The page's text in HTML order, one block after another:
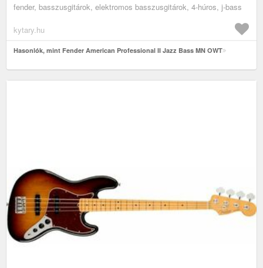
fender, basszusgitárok, elektromos basszusgitárok, 4-húros, j-bass
kytary.hu
Hasonlók, mint Fender American Professional II Jazz Bass MN OWT